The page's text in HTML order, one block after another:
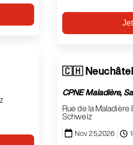
🇨🇭 Neuchâtel
CPNE Maladière,
Rue de la
Schweiz
Nov 25,2026